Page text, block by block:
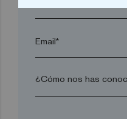
Email*